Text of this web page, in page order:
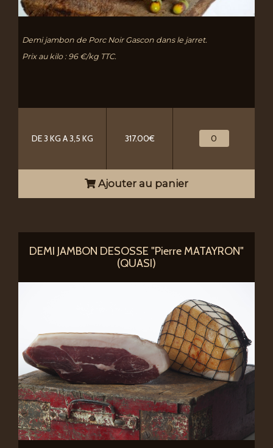
Demi jambon de Porc Noir Gascon dans le jarret.
Prix au kilo : 96 €/kg TTC.
DE 3 KG A 3,5 KG 317.00€
Ajouter au panier
DEMI JAMBON DESOSSE "Pierre MATAYRON"
(QUASI)